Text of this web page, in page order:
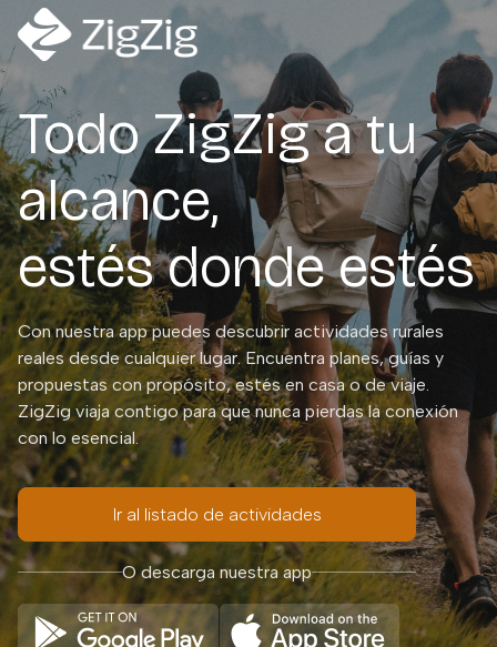
Todo ZigZig a tu
alcance,
estés donde estés
Con nuestra app puedes descubrir actividades rurales
reales desde cualquier lugar. Encuentra planes, guías y
propuestas con propósito, estés en casa o de viaje.
ZigZig viaja contigo para que nunca pierdas la conexión
con lo esencial.
Ir al listado de actividades
O descarga nuestra app